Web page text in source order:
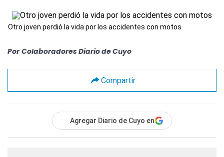
Otro joven perdió la vida por los accidentes con motos
Por Colaboradores Diario de Cuyo
Compartir
Agregar Diario de Cuyo en